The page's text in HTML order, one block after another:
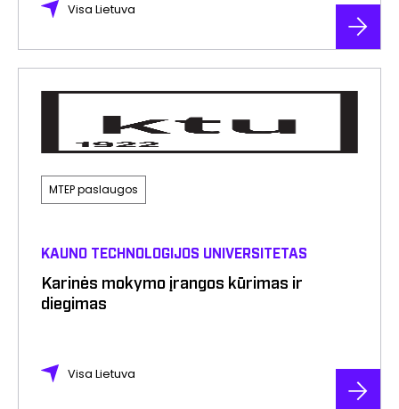
Visa Lietuva
MTEP paslaugos
KAUNO TECHNOLOGIJOS UNIVERSITETAS
Karinės mokymo įrangos kūrimas ir
diegimas
Visa Lietuva